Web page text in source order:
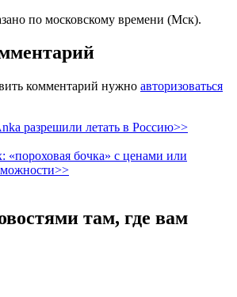
по московскому времени (Мск).
комментарий нужно авторизоваться
разрешили летать в Россию>>
«пороховая бочка» с ценами или
там, где вам